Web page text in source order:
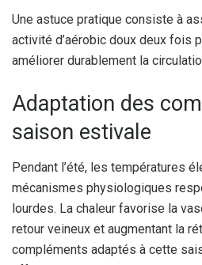
Une astuce pratique consiste à
activité d’aérobic doux deux fois
améliorer durablement la
Adaptation des
saison estivale
Pendant l’été, les températures
mécanismes physiologiques
lourdes. La chaleur favorise la
retour veineux et augmentant la
compléments adaptés à cette